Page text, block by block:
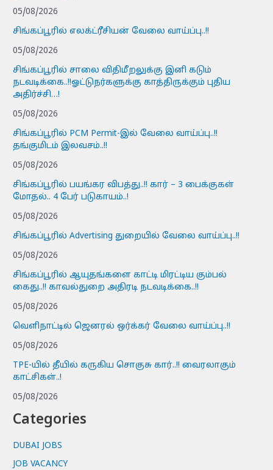
05/08/2026
சிங்கப்பூரில் எலக்ட்ரீசியன் வேலை வாய்ப்பு..!!
05/08/2026
சிங்கப்பூரில் சாலை விதிமீறலுக்கு இனி கடும்
நடவடிக்கை..!!ஓட்டுநர்களுக்கு காத்திருக்கும் புதிய
அதிர்ச்சி…!
05/08/2026
சிங்கப்பூரில் PCM Permit-இல் வேலை வாய்ப்பு..!!
தங்குமிடம் இலவசம்..!!
05/08/2026
சிங்கப்பூரில் பயங்கர விபத்து..!! கார் – 3 பைக்குகள்
மோதல்.. 4 பேர் படுகாயம்..!
05/08/2026
சிங்கப்பூரில் Advertising துறையில் வேலை வாய்ப்பு..!!
05/08/2026
சிங்கப்பூரில் ஆயுதங்களை காட்டி மிரட்டிய கும்பல்
கைது..!! காவல்துறை அதிரடி நடவடிக்கை..!!
05/08/2026
வெளிநாட்டில் ஜெனரல் ஒர்க்கர் வேலை வாய்ப்பு..!!
05/08/2026
TPE-யில் தீயில் கருகிய சொகுசு கார்..!! வைரலாகும்
காட்சிகள்..!
05/08/2026
Categories
DUBAI JOBS
JOB VACANCY